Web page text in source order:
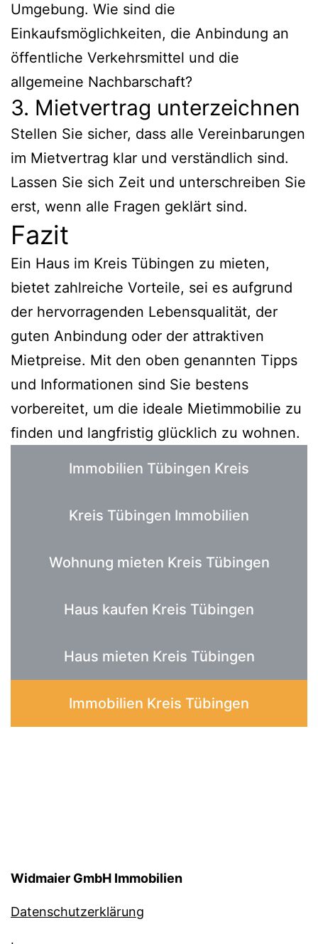
Umgebung. Wie sind die
Einkaufsmöglichkeiten, die Anbindung an
öffentliche Verkehrsmittel und die
allgemeine Nachbarschaft?
3. Mietvertrag unterzeichnen
Stellen Sie sicher, dass alle Vereinbarungen
im Mietvertrag klar und verständlich sind.
Lassen Sie sich Zeit und unterschreiben Sie
erst, wenn alle Fragen geklärt sind.
Fazit
Ein Haus im Kreis Tübingen zu mieten,
bietet zahlreiche Vorteile, sei es aufgrund
der hervorragenden Lebensqualität, der
guten Anbindung oder der attraktiven
Mietpreise. Mit den oben genannten Tipps
und Informationen sind Sie bestens
vorbereitet, um die ideale Mietimmobilie zu
finden und langfristig glücklich zu wohnen.
Immobilien Tübingen Kreis
Kreis Tübingen Immobilien
Wohnung mieten Kreis Tübingen
Haus kaufen Kreis Tübingen
Haus mieten Kreis Tübingen
Immobilien Kreis Tübingen
Widmaier GmbH Immobilien
Datenschutzerklärung